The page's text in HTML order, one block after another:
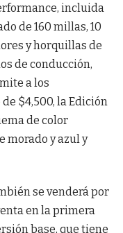
incluida
de 160 millas, 10
y horquillas de
de conducción,
a los
$4,500, la Edición
de color
morado y azul y
se venderá por
en la primera
base, que tiene